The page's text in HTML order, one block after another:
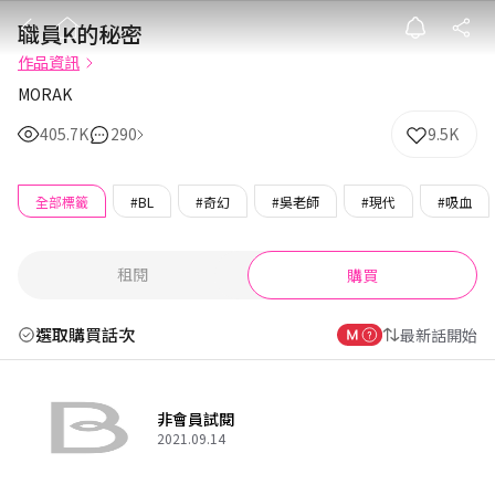
職員K的秘密
職員K的秘密
作品資訊
MORAK
405.7K
290 9.5K
全部標籤 #BL #奇幻 #吳老師 #現代 #吸血
租閱 購買
選取購買話次 最新話開始
非會員試閱
2021.09.14